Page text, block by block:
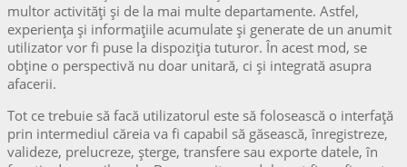
multor activități și de la mai multe departamente. Astfel,
experiența și informațiile acumulate și generate de un anumit
utilizator vor fi puse la dispoziția tuturor. În acest mod, se
obține o perspectivă nu doar unitară, ci și integrată asupra
afacerii.
Tot ce trebuie să facă utilizatorul este să folosească o interfață
prin intermediul căreia va fi capabil să găsească, înregistreze,
valideze, prelucreze, șterge, transfere sau exporte datele, în